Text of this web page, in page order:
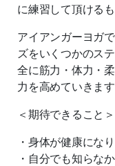
に練習して頂けるも
アイアンガーヨガ
ズをいくつかのス
全に筋力・体力・
力を高めていきます
＜期待できること＞
・身体が健康にな
・自分でも知らな